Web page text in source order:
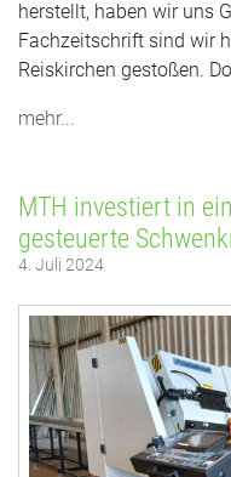
herstellt, haben wir uns
Fachzeitschrift sind wir
Reiskirchen gestoßen.
mehr...
MTH investiert in
gesteuerte
4. Juli 2024